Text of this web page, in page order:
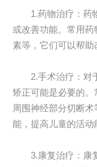
1.药物治疗：药物
或改善功能。常用
素等，它们可以帮助
2.手术治疗：对于
矫正可能是必要的
周围神经部分切断
能，提高儿童的活动
3.康复治疗：康复